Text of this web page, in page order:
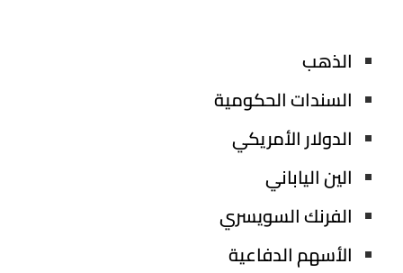
الذهب
السندات الحكومية
الدولار الأمريكي
الين الياباني
الفرنك السويسري
الأسهم الدفاعية